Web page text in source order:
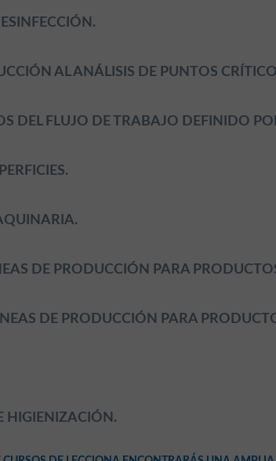
AL ANÁLISIS DE PUNTOS
DEL FLUJO DE TRABAJO DEFINIDO
DE PRODUCCIÓN PARA
DE PRODUCCIÓN PARA
HIGIENIZACIÓN.